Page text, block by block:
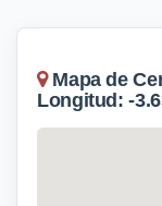
Mapa de
Longitud: -